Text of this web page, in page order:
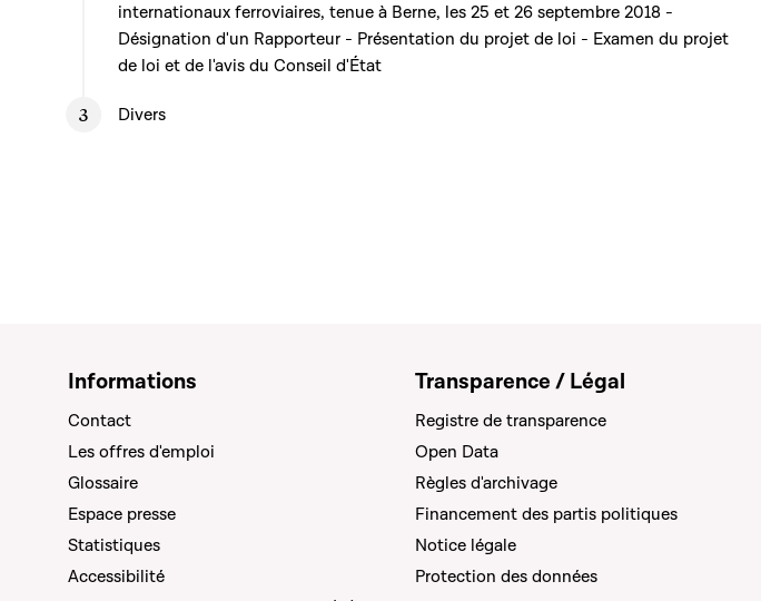
internationaux ferroviaires, tenue à Berne, les 25 et 26 septembre 2018 -
Désignation d'un Rapporteur - Présentation du projet de loi - Examen du projet
de loi et de l'avis du Conseil d'État
Divers
Informations
Contact
Les offres d'emploi
Glossaire
Espace presse
Statistiques
Accessibilité
Transparence / Légal
Registre de transparence
Open Data
Règles d'archivage
Financement des partis politiques
Notice légale
Protection des données